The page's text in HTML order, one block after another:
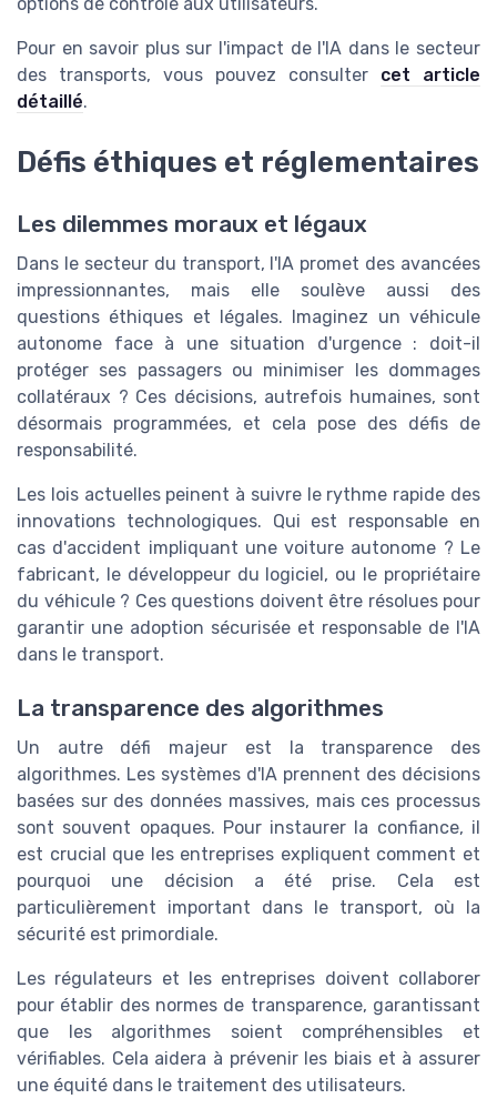
options de contrôle aux utilisateurs.
Pour en savoir plus sur l'impact de l'IA dans le secteur
des transports, vous pouvez consulter cet article
détaillé.
Défis éthiques et réglementaires
Les dilemmes moraux et légaux
Dans le secteur du transport, l'IA promet des avancées
impressionnantes, mais elle soulève aussi des
questions éthiques et légales. Imaginez un véhicule
autonome face à une situation d'urgence : doit-il
protéger ses passagers ou minimiser les dommages
collatéraux ? Ces décisions, autrefois humaines, sont
désormais programmées, et cela pose des défis de
responsabilité.
Les lois actuelles peinent à suivre le rythme rapide des
innovations technologiques. Qui est responsable en
cas d'accident impliquant une voiture autonome ? Le
fabricant, le développeur du logiciel, ou le propriétaire
du véhicule ? Ces questions doivent être résolues pour
garantir une adoption sécurisée et responsable de l'IA
dans le transport.
La transparence des algorithmes
Un autre défi majeur est la transparence des
algorithmes. Les systèmes d'IA prennent des décisions
basées sur des données massives, mais ces processus
sont souvent opaques. Pour instaurer la confiance, il
est crucial que les entreprises expliquent comment et
pourquoi une décision a été prise. Cela est
particulièrement important dans le transport, où la
sécurité est primordiale.
Les régulateurs et les entreprises doivent collaborer
pour établir des normes de transparence, garantissant
que les algorithmes soient compréhensibles et
vérifiables. Cela aidera à prévenir les biais et à assurer
une équité dans le traitement des utilisateurs.